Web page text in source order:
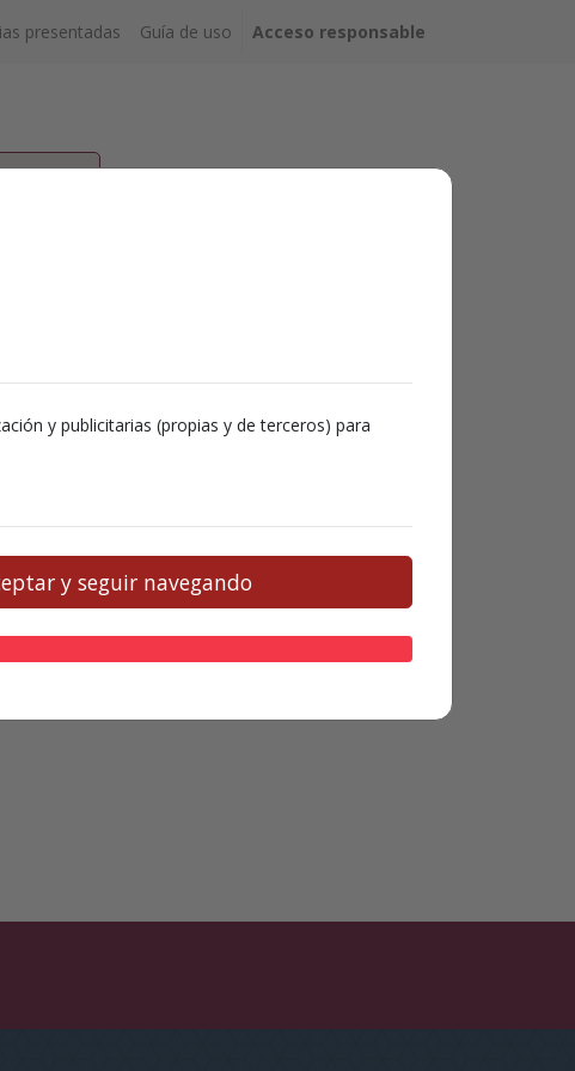
y publicitarias (propias y de terceros) para
y seguir navegando
presentadas Guía de uso Acceso responsable